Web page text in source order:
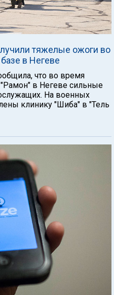
тяжелые ожоги во
в Негеве
что во время
в Негеве сильные
На военных
клинику "Шиба" в "Тель